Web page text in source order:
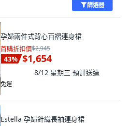
篩選器
孕婦兩件式背心百褶連身裙
首購折扣價$2,945
43% $1,654
8/12 星期三 預計送達
免運
Estella 孕婦針織長袖連身裙